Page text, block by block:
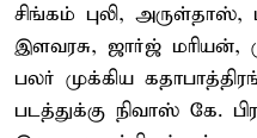
சிங்கம் புலி,
இளவரசு, ஜார்ஜ் மரியன்,
பலர் முக்கிய
படத்துக்கு நிவாஸ் கே.